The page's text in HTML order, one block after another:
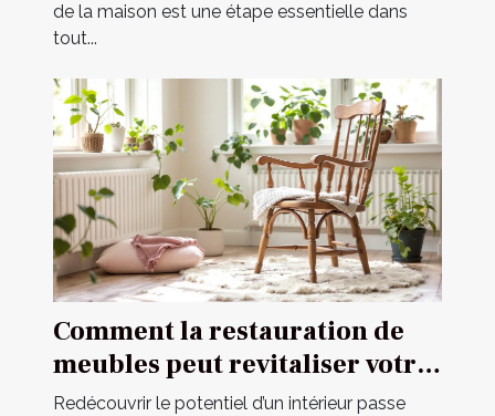
de la maison est une étape essentielle dans
tout...
Comment la restauration de
meubles peut revitaliser votre
intérieur ?
Redécouvrir le potentiel d’un intérieur passe